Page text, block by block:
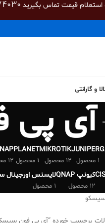
استعلام قیمت تماس بگیرید
و گارانتی
آی پی
JUNIPER
1 محصول
MIKROTIK
12 محصول
PLANET
1 محصول 12 محصول
کیونپ QNAP
12 محصول
لایسنس اورجینال
1 محصول
برچسب خورده “آی پی فون